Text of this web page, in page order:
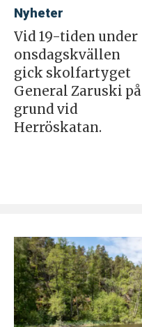
Nyheter
Vid 19-tiden under
onsdagskvällen
gick skolfartyget
General Zaruski på
grund vid
Herröskatan.